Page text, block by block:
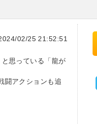
02/25 21:52:51
思っている「龍が
闘アクションも追